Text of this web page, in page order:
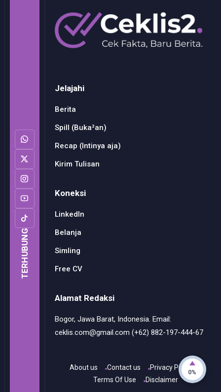
TERHUBUNG
Jelajahi
Berita
Spill (Buka²an)
Recap (Intinya aja)
Kirim Tulisan
Koneksi
LinkedIn
Belanja
Simling
Free CV
Alamat Redaksi
Bogor, Jawa Barat, Indonesia. Email:
ceklis.com@gmail.com (+62) 882-197-444-67
About us Contact us
Privacy Policy
Terms Of Use
Disclaimer
0%